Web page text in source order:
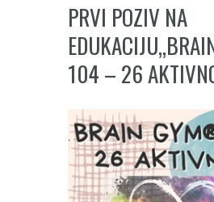
PRVI POZIV NA
104 – 26